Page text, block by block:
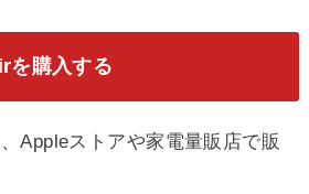
を購入する
Appleストアや家電量販店で販